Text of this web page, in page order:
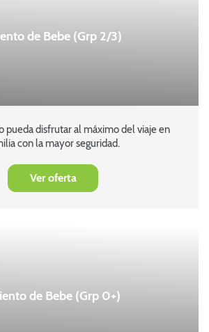
de Bebe (Grp 2/3)
pueda disfrutar al máximo del viaje en
con la mayor seguridad.
Ver oferta
de Bebe (Grp 0+)